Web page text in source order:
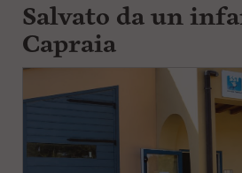
Salvato da un
Capraia